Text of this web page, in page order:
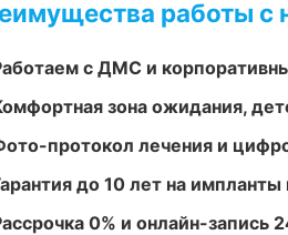
работы с
с ДМС и
зона ожидания,
протокол лечения и
до 10 лет на
0% и онлайн-запись